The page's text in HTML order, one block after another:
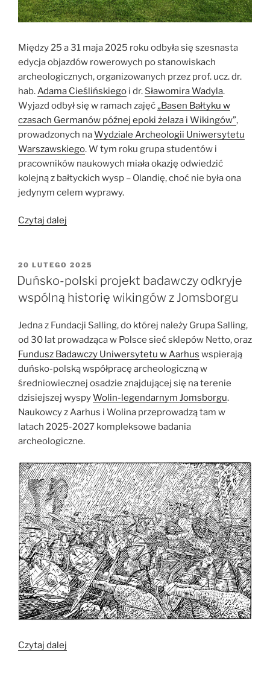
Między 25 a 31 maja 2025 roku odbyła się szesnasta
edycja objazdów rowerowych po stanowiskach
archeologicznych, organizowanych przez prof. ucz. dr.
hab.Adama Cieślińskiego i dr. Sławomira Wadyla.
Wyjazd odbył się w ramach zajęć„Basen Bałtyku w
czasach Germanów późnej epoki żelaza i Wikingów”,
prowadzonych naWydziale Archeologii Uniwersytetu
Warszawskiego. W tym roku grupa studentów i
pracowników naukowych miała okazję odwiedzić
kolejną z bałtyckich wysp – Olandię, choć nie była ona
jedynym celem wyprawy.
Czytaj dalej
słońca”
OPUBLIKOWANE
W
20 LUTEGO 2025
Duńsko-polski projekt badawczy odkryje
wspólną historię wikingów z Jomsborgu
Jedna z Fundacji Salling, do której należy Grupa Salling,
od 30 lat prowadząca w Polsce sieć sklepów Netto, oraz
Fundusz Badawczy Uniwersytetu w Aarhus wspierają
duńsko-polską współpracę archeologiczną w
średniowiecznej osadzie znajdującej się na terenie
dzisiejszej wyspyWolin-legendarnym Jomsborgu.
Naukowcy z Aarhus i Wolina przeprowadzą tam w
latach 2025-2027 kompleksowe badania
archeologiczne.
Czytaj dalej